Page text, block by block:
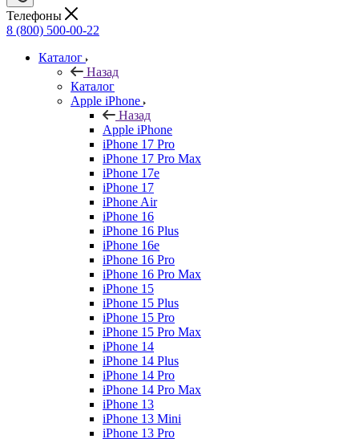
Телефоны
8 (800) 500-00-22
Каталог
Назад
Каталог
Apple iPhone
Назад
Apple iPhone
iPhone 17 Pro
iPhone 17 Pro Max
iPhone 17e
iPhone 17
iPhone Air
iPhone 16
iPhone 16 Plus
iPhone 16e
iPhone 16 Pro
iPhone 16 Pro Max
iPhone 15
iPhone 15 Plus
iPhone 15 Pro
iPhone 15 Pro Max
iPhone 14
iPhone 14 Plus
iPhone 14 Pro
iPhone 14 Pro Max
iPhone 13
iPhone 13 Mini
iPhone 13 Pro